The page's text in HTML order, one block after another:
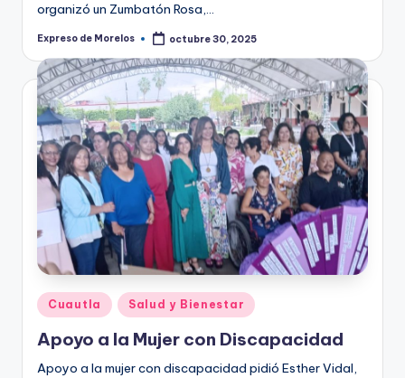
organizó un Zumbatón Rosa,…
Publicado
Expreso de Morelos octubre 30, 2025
Publicado
en
Cuautla Salud y Bienestar
Apoyo a la Mujer con Discapacidad
Apoyo a la mujer con discapacidad pidió Esther Vidal,